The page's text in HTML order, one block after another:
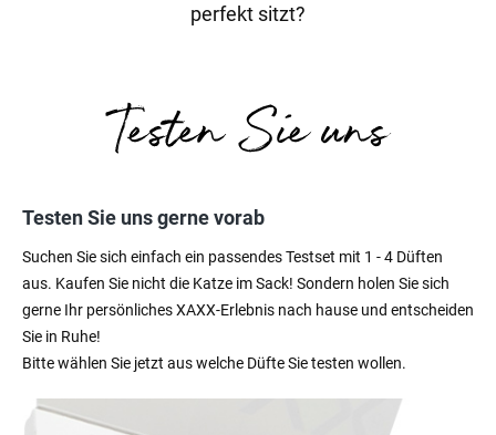
perfekt sitzt?
Testen Sie uns gerne vorab
Suchen Sie sich einfach ein passendes Testset mit 1 - 4 Düften
aus. Kaufen Sie nicht die Katze im Sack! Sondern holen Sie sich
gerne Ihr persönliches XAXX-Erlebnis nach hause und entscheiden
Sie in Ruhe!
Bitte wählen Sie jetzt aus welche Düfte Sie testen wollen.